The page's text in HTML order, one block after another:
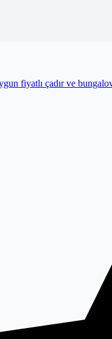
fiyatlı çadır ve